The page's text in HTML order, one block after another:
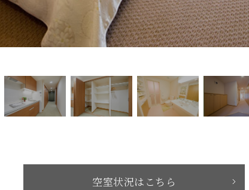
空室状況はこちら